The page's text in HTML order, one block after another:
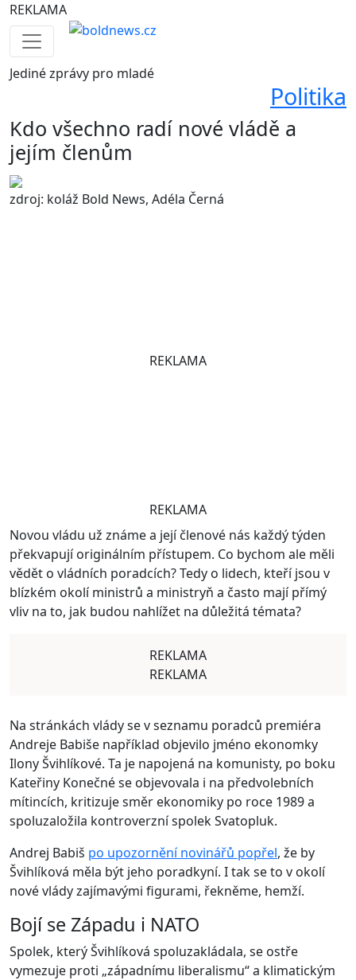
REKLAMA
Jedinézprávy pro mladé
Politika
Kdo všechno radí nové vládě a
jejím členům
zdroj: koláž Bold News, Adéla Černá
REKLAMA
REKLAMA
Novou vládu už známe a její členové nás každý týden
překvapují originálním přístupem. Co bychom ale měli
vědět o vládních poradcích? Tedy o lidech, kteří jsou v
blízkém okolí ministrů a ministryň a často mají přímý
vliv na to, jak budou nahlížet na důležitá témata?
REKLAMA
REKLAMA
Na stránkách vlády se v seznamu poradců premiéra
Andreje Babiše například objevilo jméno ekonomky
Ilony Švihlíkové. Ta je napojená na komunisty, po boku
Kateřiny Konečné se objevovala i na předvolebních
mítincích, kritizuje směr ekonomiky po roce 1989 a
spoluzaložila kontroverzní spolek Svatopluk.
Andrej Babiš po upozornění novinářů popřel, že by
Švihlíková měla být jeho poradkyní. I tak se to v okolí
nové vlády zajímavými figurami, řekněme, hemží.
Bojí se Západu i NATO
Spolek, který Švihlíková spoluzakládala, se ostře
vymezuje proti „západnímu liberalismu“ a klimatickým